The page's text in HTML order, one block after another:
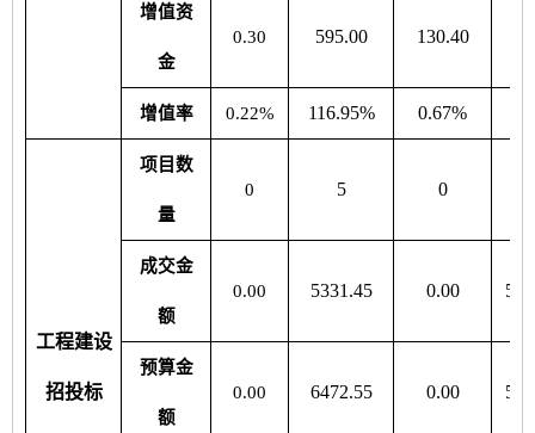
增值资
金
0.30 595.00 130.40
增值率 0.22% 116.95% 0.67%
工程建设
招投标
项目数
量
0 5 0
成交金
额
0.00 5331.45 0.00
预算金
额
0.00 6472.55 0.00